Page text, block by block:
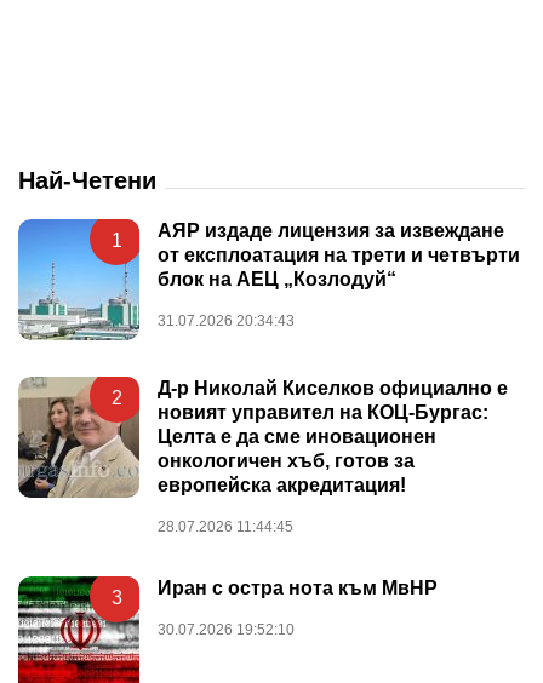
Най-Четени
1
АЯР издаде лицензия за извеждане
от експлоатация на трети и четвърти
блок на АЕЦ „Козлодуй“
31.07.2026 20:34:43
2
Д-р Николай Киселков официално е
новият управител на КОЦ-Бургас:
Целта е да сме иновационен
онкологичен хъб, готов за
европейска акредитация!
28.07.2026 11:44:45
3 Иран с остра нота към МвНР
30.07.2026 19:52:10